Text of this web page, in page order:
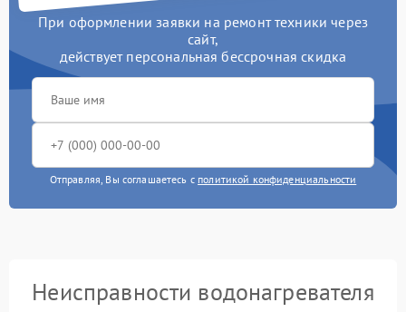
При оформлении заявки на ремонт техники через
сайт,
действует персональная бессрочная скидка
Отправляя, Вы соглашаетесь с политикой конфиденциальности
Неисправности водонагревателя